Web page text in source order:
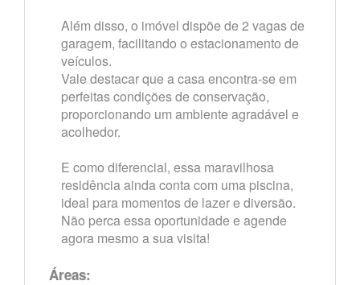
Além disso, o imóvel dispõe de 2 vagas de
garagem, facilitando o estacionamento de
veículos.
Vale destacar que a casa encontra-se em
perfeitas condições de conservação,
proporcionando um ambiente agradável e
acolhedor.
E como diferencial, essa maravilhosa
residência ainda conta com uma piscina,
ideal para momentos de lazer e diversão.
Não perca essa oportunidade e agende
agora mesmo a sua visita!
Áreas: